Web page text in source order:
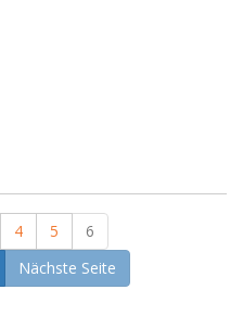
4 5
6
Nächste Seite